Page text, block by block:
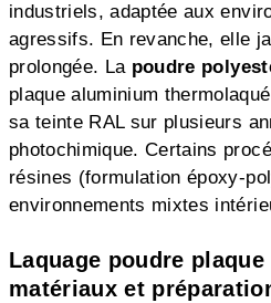
industriels, adaptée aux
agressifs. En revanche, elle
prolongée. La poudre
plaque aluminium
sa teinte RAL sur plusieurs
photochimique. Certains
résines (formulation époxy-
environnements mixtes
Laquage poudre
matériaux et